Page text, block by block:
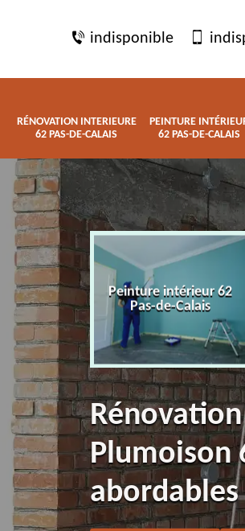
indisponible
RÉNOVATION INTERIEURE
62 PAS-DE-CALAIS
PEINTURE
62 PAS-DE-CALAIS
interieure
Calais
Peinture intérieur 62
Pas-de-Calais
Plumoison
abordables